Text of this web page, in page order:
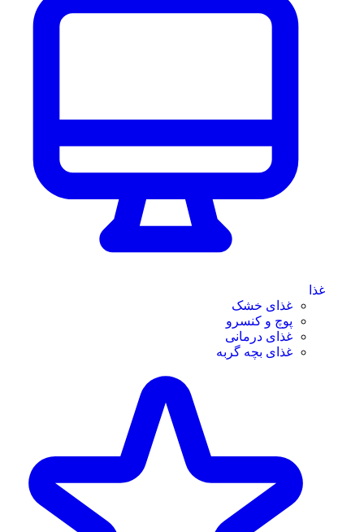
غذا
غذای خشک
پوچ و کنسرو
غذای درمانی
غذای بچه گربه